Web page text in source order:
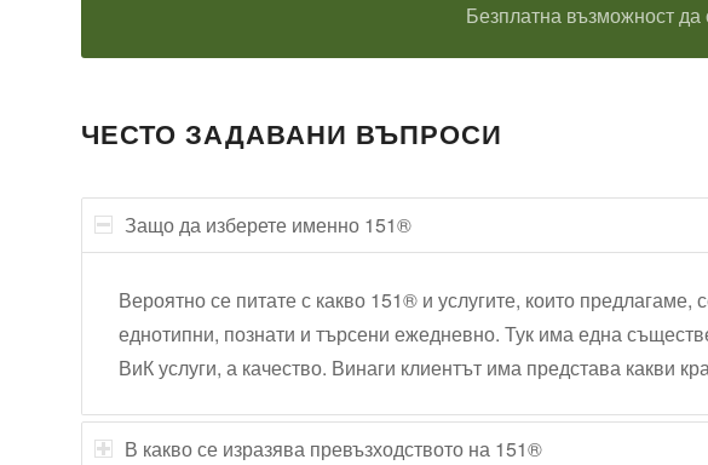
Безплатна възможност
ЧЕСТО ЗАДАВАНИ ВЪПРОСИ
Защо да изберете именно 151®
Вероятно се питате с какво 151® и услугите, които
еднотипни, познати и търсени ежедневно. Тук има една
ВиК услуги, а качество. Винаги клиентът има представа какви
В какво се изразява превъзходството на 151®